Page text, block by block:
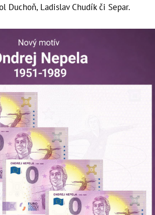
Duchoň, Ladislav Chudík či Separ.